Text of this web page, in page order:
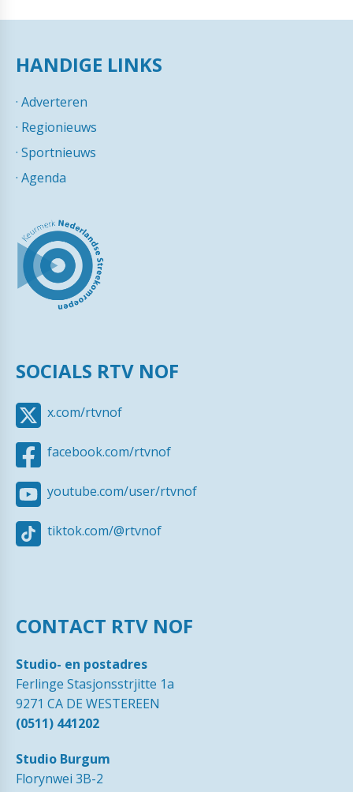
HANDIGE LINKS
· Adverteren
· Regionieuws
· Sportnieuws
· Agenda
SOCIALS RTV NOF
x.com/rtvnof
facebook.com/rtvnof
youtube.com/user/rtvnof
tiktok.com/@rtvnof
CONTACT RTV NOF
Studio- en postadres
Ferlinge Stasjonsstrjitte 1a
9271 CA DE WESTEREEN
(0511) 441202
Studio Burgum
Florynwei 3B-2